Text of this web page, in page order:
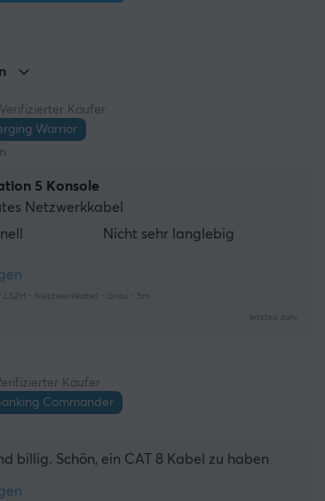
Verifizierter Käufer
Warrior
5 Konsole
Netzwerkkabel
Nicht sehr langlebig
LSZH - Netzwerkkabel - Grau - 5m
letztes Jahr
Käufer
Commander
billig. Schön, ein CAT 8 Kabel zu haben